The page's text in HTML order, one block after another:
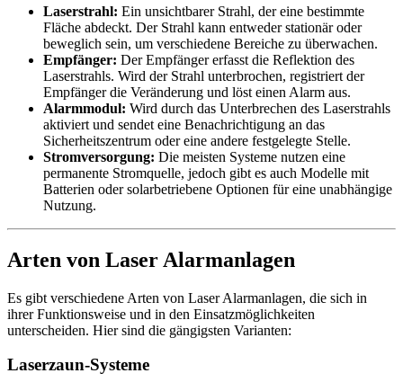
Laserstrahl: Ein unsichtbarer Strahl, der eine bestimmte
Fläche abdeckt. Der Strahl kann entweder stationär oder
beweglich sein, um verschiedene Bereiche zu überwachen.
Empfänger: Der Empfänger erfasst die Reflektion des
Laserstrahls. Wird der Strahl unterbrochen, registriert der
Empfänger die Veränderung und löst einen Alarm aus.
Alarmmodul: Wird durch das Unterbrechen des Laserstrahls
aktiviert und sendet eine Benachrichtigung an das
Sicherheitszentrum oder eine andere festgelegte Stelle.
Stromversorgung: Die meisten Systeme nutzen eine
permanente Stromquelle, jedoch gibt es auch Modelle mit
Batterien oder solarbetriebene Optionen für eine unabhängige
Nutzung.
Arten von Laser Alarmanlagen
Es gibt verschiedene Arten von Laser Alarmanlagen, die sich in
ihrer Funktionsweise und in den Einsatzmöglichkeiten
unterscheiden. Hier sind die gängigsten Varianten:
Laserzaun-Systeme